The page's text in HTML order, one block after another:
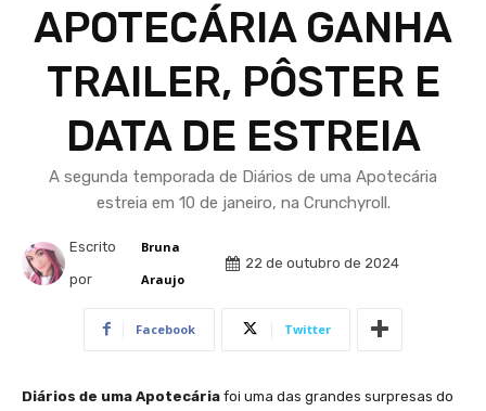
APOTECÁRIA GANHA
TRAILER, PÔSTER E
DATA DE ESTREIA
A segunda temporada de Diários de uma Apotecária
estreia em 10 de janeiro, na Crunchyroll.
Escrito
por
Bruna
Araujo
22 de outubro de 2024
Facebook Twitter
Diários de uma Apotecária foi uma das grandes surpresas do